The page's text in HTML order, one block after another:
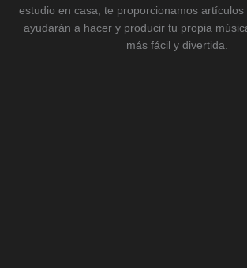
estudio en casa, te proporcionamos artículos
ayudarán a hacer y producir tu propia
más fácil y divertida.